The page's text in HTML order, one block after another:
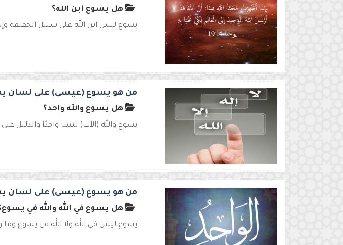
هل يسوع ابن الله؟
يسوع ليس ابن الله على سبيل الحقيقة
من هو يسوع (عيسى) على لسان
هل يسوع والله واحد؟
يسوع والله (الآب) ليسا واحدًا والدليل
من هو يسوع (عيسى) على لسان
هل يسوع في الله والله في
يسوع ليس في الله ولا الله في يسوع وما